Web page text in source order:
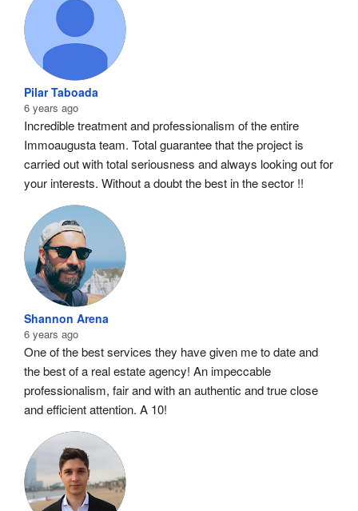
Pilar Taboada
6 years ago
Incredible treatment and professionalism of the entire
Immoaugusta team. Total guarantee that the project is
carried out with total seriousness and always looking out for
your interests. Without a doubt the best in the sector !!
Shannon Arena
6 years ago
One of the best services they have given me to date and
the best of a real estate agency! An impeccable
professionalism, fair and with an authentic and true close
and efficient attention. A 10!